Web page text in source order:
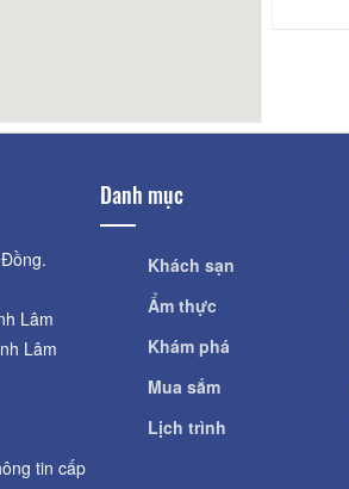
Lâm
Lâm
tin cấp
Danh mục
Khách sạn
Ẩm thực
Khám phá
Mua sắm
Lịch trình